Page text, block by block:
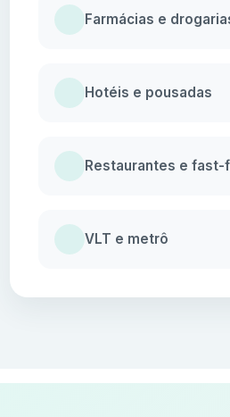
Farmácias e
Hotéis e pousadas
Restaurantes e fast-
VLT e metrô